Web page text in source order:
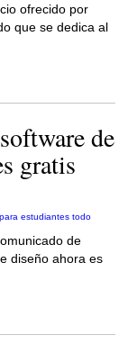
ofrecido por
que se dedica al
de
gratis
de
diseño ahora es